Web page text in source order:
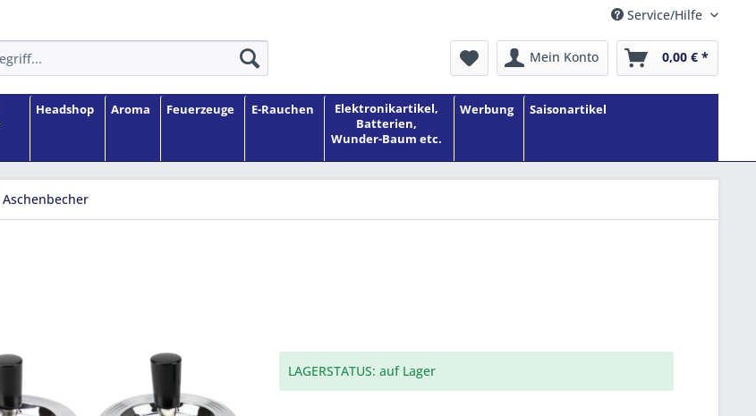
Service/Hilfe
Mein Konto 0,00 € *
Headshop Aroma Feuerzeuge E-Rauchen
Elektronikartikel,
Batterien,
Wunder-Baum etc.
Werbung Saisonartikel
Aschenbecher
LAGERSTATUS: auf Lager